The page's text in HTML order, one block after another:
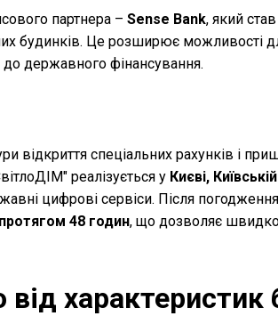
партнера – Sense Bank, який
будинків. Це розширює можливості
до державного фінансування.
відкриття спеціальних рахунків і
реалізується у Києві,
цифрові сервіси. Після
48 годин, що дозволяє швидко
характеристик